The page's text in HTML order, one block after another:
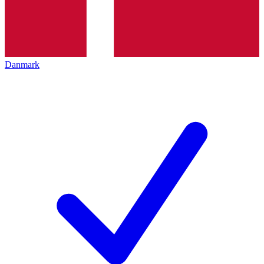
Danmark